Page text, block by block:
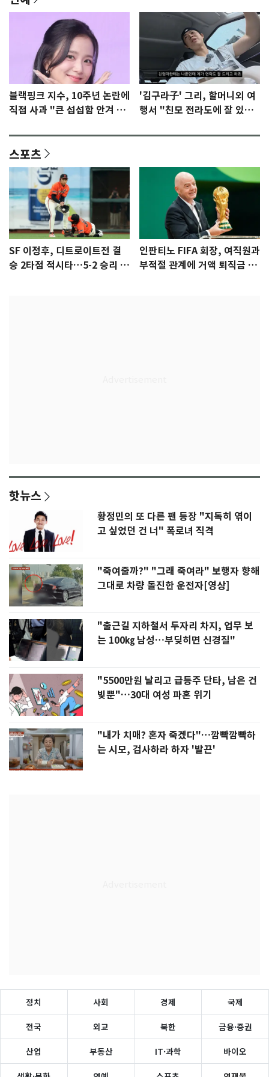
블랙핑크 지수, 10주년 논란에
직접 사과 "큰 섭섭함 안겨 미
'김구라子' 그리, 할머니외 여
행서 "친모 전라도에 잘 있
스포츠
SF 이정후, 디트로이트전 결
승 2타점 적시타…5-2 승리 견
인판티노 FIFA 회장, 여직원과
부적절 관계에 거액 퇴직금 지
핫뉴스
황정민의 또 다른 팬 등장 "지독히 엮이
고 싶었던 건 너" 폭로녀 직격
"죽여줄까?" "그래 죽여라" 보행자 향해
그대로 차량 돌진한 운전자[영상]
"출근길 지하철서 두자리 차지, 업무 보
는 100㎏ 남성…부딪히면 신경질"
"5500만원 날리고 급등주 단타, 남은 건
빚뿐"…30대 여성 파혼 위기
"내가 치매? 혼자 죽겠다"…깜빡깜빡하
는 시모, 검사하라 하자 '발끈'
정치 사회 경제 국제
전국 외교 북한 금융·증권
산업 부동산 IT·과학 바이오